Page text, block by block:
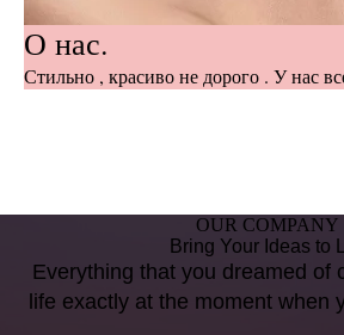
О нас.
Стильно , красиво не дорого . У нас
OUR COMPANY
Bring Your Ideas to
Everything that you dreamed of
life exactly at the moment when